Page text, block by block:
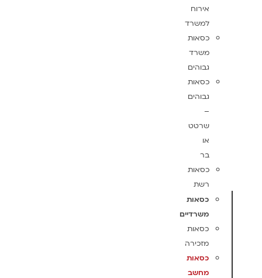
אירוח
למשרד
כסאות
משרד
גבוהים
כסאות
גבוהים
–
שרטט
או
בר
כסאות
רשת
כסאות
משרדיים
כסאות
מזכירה
כסאות
מחשב